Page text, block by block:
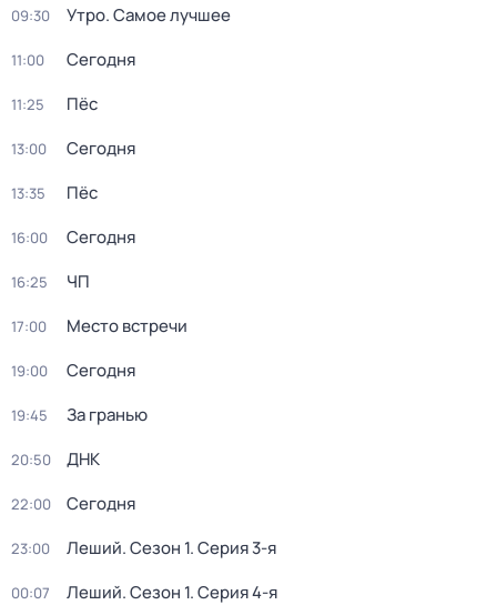
09:30 Утро. Самое лучшее
11:00 Сегодня
11:25 Пёс
13:00 Сегодня
13:35 Пёс
16:00 Сегодня
16:25 ЧП
17:00 Место встречи
19:00 Сегодня
19:45 За гранью
20:50 ДНК
22:00 Сегодня
23:00 Леший. Сезон 1. Серия 3-я
00:07 Леший. Сезон 1. Серия 4-я